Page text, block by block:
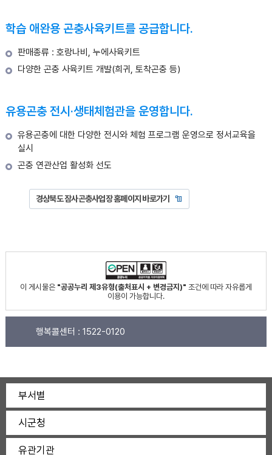
학습 애완용 곤충사육키트를 공급합니다.
판매종류 : 호랑나비, 누에사육키트
다양한 곤충 사육키트 개발(희귀, 토착곤충 등)
유용곤충 전시·생태체험관을 운영합니다.
유용곤충에 대한 다양한 전시와 체험 프로그램 운영으로 정서교육을
실시
곤충 연관산업 활성화 선도
경상북도 잠사곤충사업장 홈페이지 바로가기
이 게시물은 "공공누리 제3유형(출처표시 + 변경금지)" 조건에 따라 자유롭게
이용이 가능합니다.
행복콜센터 : 1522-0120
부서별
시군청
유관기관